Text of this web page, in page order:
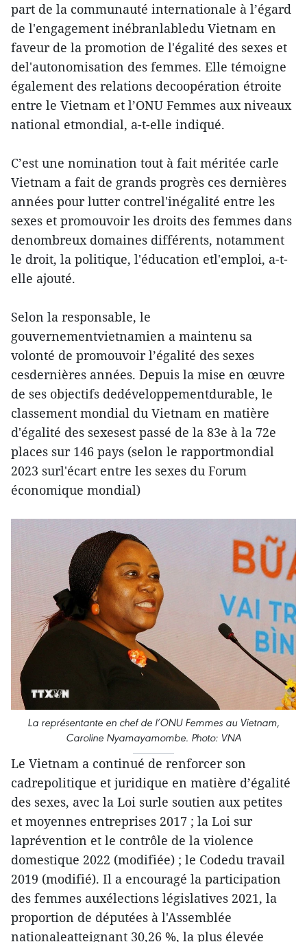
part de la communauté internationale à l’égard
de l'engagement inébranlabledu Vietnam en
faveur de la promotion de l'égalité des sexes et
del'autonomisation des femmes. Elle témoigne
également des relations decoopération étroite
entre le Vietnam et l’ONU Femmes aux niveaux
national etmondial, a-t-elle indiqué.
C’est une nomination tout à fait méritée carle
Vietnam a fait de grands progrès ces dernières
années pour lutter contrel'inégalité entre les
sexes et promouvoir les droits des femmes dans
denombreux domaines différents, notamment
le droit, la politique, l'éducation etl'emploi, a-t-
elle ajouté.
Selon la responsable, le
gouvernementvietnamien a maintenu sa
volonté de promouvoir l’égalité des sexes
cesdernières années. Depuis la mise en œuvre
de ses objectifs dedéveloppementdurable, le
classement mondial du Vietnam en matière
d'égalité des sexesest passé de la 83e à la 72e
places sur 146 pays (selon le rapportmondial
2023 surl'écart entre les sexes du Forum
économique mondial)
La représentante en chef de l’ONU Femmes au Vietnam,
Caroline Nyamayamombe. Photo: VNA
Le Vietnam a continué de renforcer son
cadrepolitique et juridique en matière d’égalité
des sexes, avec la Loi surle soutien aux petites
et moyennes entreprises 2017 ; la Loi sur
laprévention et le contrôle de la violence
domestique 2022 (modifiée) ; le Codedu travail
2019 (modifié). Il a encouragé la participation
des femmes auxélections législatives 2021, la
proportion de députées à l'Assemblée
nationaleatteignant 30,26 %, la plus élevée